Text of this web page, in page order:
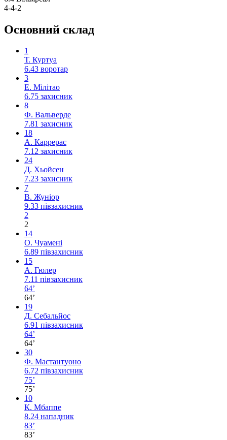
4-4-2
Основний склад
1
Т. Куртуа
6.43 воротар
3
Е. Мілітао
6.75 захисник
8
Ф. Вальверде
7.81 захисник
18
А. Каррерас
7.12 захисник
24
Д. Хьойсен
7.23 захисник
7
В. Жуніор
9.33 півзахисник
2
2
14
О. Чуамені
6.89 півзахисник
15
А. Гюлер
7.11 півзахисник
64’
64’
19
Д. Себальйос
6.91 півзахисник
64’
64’
30
Ф. Мастантуоно
6.72 півзахисник
75’
75’
10
К. Мбаппе
8.24 нападник
83’
83’